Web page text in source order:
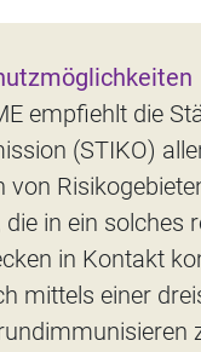
empfiehlt die
(STIKO)
von
in ein solches
in Kontakt
mittels einer